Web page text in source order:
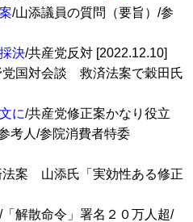
/山添議員の質問（要旨）/参
決/共産党反対 [2022.12.10]
党国対会談 救済法案で穀田氏
に/共産党修正案かなり役立
考人/参院消費者特委
法案 山添氏「実効性ある修正
/「解散命令」署名２０万人超/